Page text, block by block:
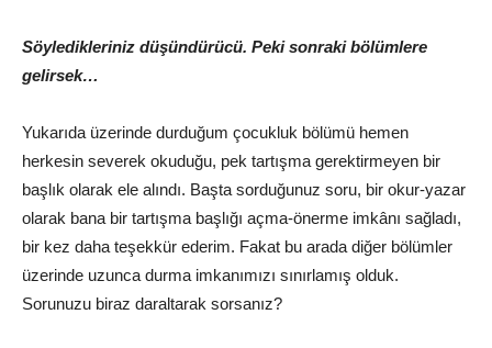
Söyledikleriniz düşündürücü. Peki sonraki bölümlere
gelirsek…
Yukarıda üzerinde durduğum çocukluk bölümü hemen
herkesin severek okuduğu, pek tartışma gerektirmeyen bir
başlık olarak ele alındı. Başta sorduğunuz soru, bir okur-yazar
olarak bana bir tartışma başlığı açma-önerme imkânı sağladı,
bir kez daha teşekkür ederim. Fakat bu arada diğer bölümler
üzerinde uzunca durma imkanımızı sınırlamış olduk.
Sorunuzu biraz daraltarak sorsanız?